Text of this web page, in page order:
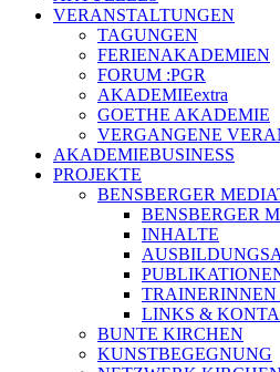
VERANSTALTUNGEN
TAGUNGEN
FERIENAKADEMIEN
FORUM :PGR
AKADEMIEextra
GOETHE AKADEMIE
VERGANGENE
AKADEMIEBUSINESS
PROJEKTE
BENSBERGER
BENSBERGER
INHALTE
LINKS &
BUNTE KIRCHEN
KUNSTBEGEGNUNG